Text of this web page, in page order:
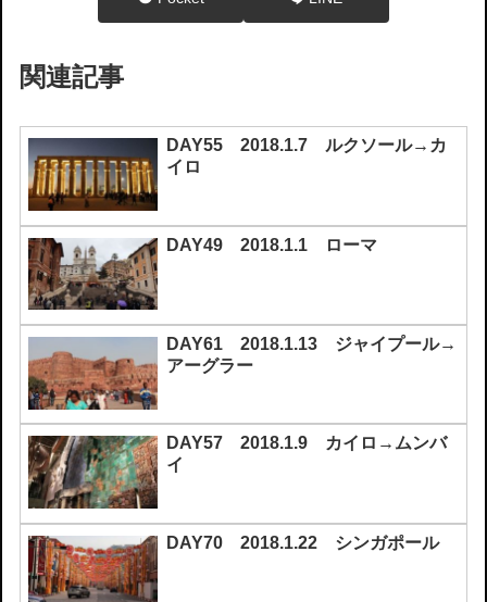
関連記事
DAY55 2018.1.7 ルクソール→カ
イロ
DAY49 2018.1.1 ローマ
DAY61 2018.1.13 ジャイプール→
アーグラー
DAY57 2018.1.9 カイロ→ムンバ
イ
DAY70 2018.1.22 シンガポール